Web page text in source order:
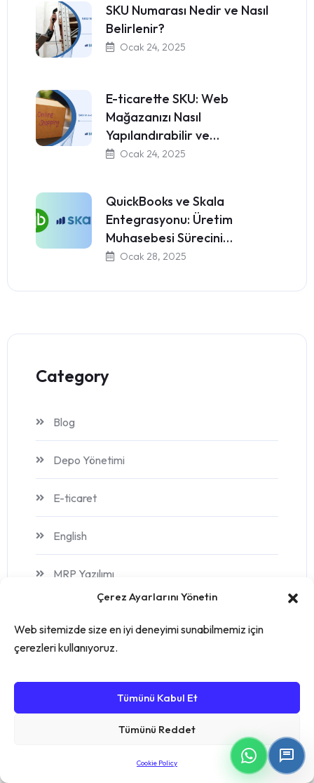
Çerez Ayarlarını Yönetin
Web sitemizde size en iyi deneyimi sunabilmemiz için
çerezleri kullanıyoruz.
Tümünü Kabul Et
Tümünü Reddet
Cookie Policy
SKU Numarası Nedir ve Nasıl
Belirlenir?
Ocak 24, 2025
E-ticarette SKU: Web
Mağazanızı Nasıl
Yapılandırabilir ve…
Ocak 24, 2025
QuickBooks ve Skala
Entegrasyonu: Üretim
Muhasebesi Sürecini…
Ocak 28, 2025
Category
Blog
Depo Yönetimi
E-ticaret
English
MRP Yazılımı
stok yönetimi
Üretim Takip Yazılımı